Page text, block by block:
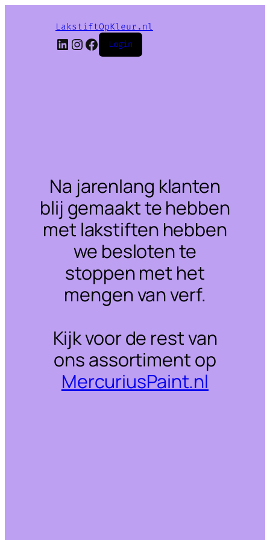
LakstiftOpKleur.nl
LinkedIn
Instagram
Facebook
Login
Na jarenlang klanten
blij gemaakt te hebben
met lakstiften hebben
we besloten te
stoppen met het
mengen van verf.
Kijk voor de rest van
ons assortiment op
MercuriusPaint.nl